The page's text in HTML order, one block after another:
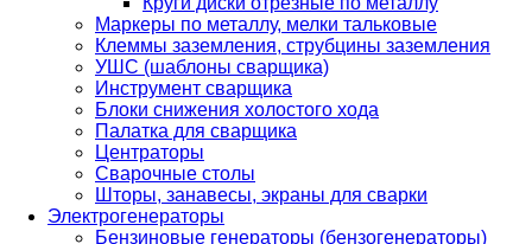
Маркеры по металлу, мелки тальковые
Клеммы заземления, струбцины заземления
УШС (шаблоны сварщика)
Инструмент сварщика
Блоки снижения холостого хода
Палатка для сварщика
Центраторы
Сварочные столы
Шторы, занавесы, экраны для сварки
Электрогенераторы
Бензиновые генераторы (бензогенераторы)